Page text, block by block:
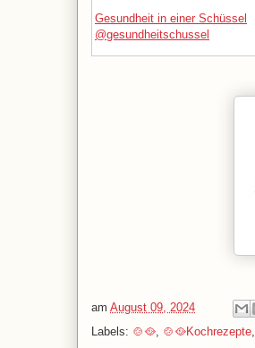
Gesundheit in einer Schüssel
@gesundheitschussel
am August 09, 2024
Labels: 🍲🥘 🍲🥘Kochrezepte